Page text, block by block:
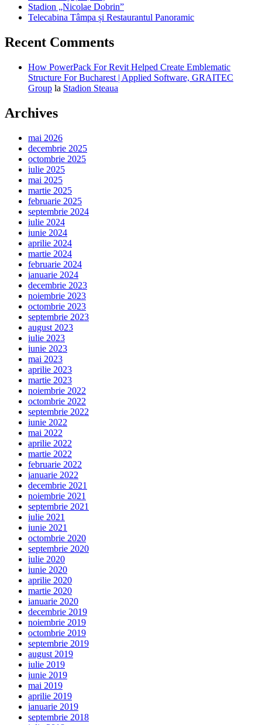
Stadion „Nicolae Dobrin”
Telecabina Tâmpa și Restaurantul Panoramic
Recent Comments
How PowerPack For Revit Helped Create Emblematic
Structure For Bucharest | Applied Software, GRAITEC
Group la Stadion Steaua
Archives
mai 2026
decembrie 2025
octombrie 2025
iulie 2025
mai 2025
martie 2025
februarie 2025
septembrie 2024
iulie 2024
iunie 2024
aprilie 2024
martie 2024
februarie 2024
ianuarie 2024
decembrie 2023
noiembrie 2023
octombrie 2023
septembrie 2023
august 2023
iulie 2023
iunie 2023
mai 2023
aprilie 2023
martie 2023
noiembrie 2022
octombrie 2022
septembrie 2022
iunie 2022
mai 2022
aprilie 2022
martie 2022
februarie 2022
ianuarie 2022
decembrie 2021
noiembrie 2021
septembrie 2021
iulie 2021
iunie 2021
octombrie 2020
septembrie 2020
iulie 2020
iunie 2020
aprilie 2020
martie 2020
ianuarie 2020
decembrie 2019
noiembrie 2019
octombrie 2019
septembrie 2019
august 2019
iulie 2019
iunie 2019
mai 2019
aprilie 2019
ianuarie 2019
septembrie 2018